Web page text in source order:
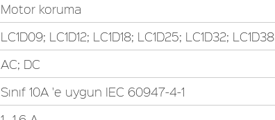
Motor koruma
LC1D09; LC1D12; LC1D18; LC1D25; LC1D32; LC1D38
AC; DC
Sınıf 10A 'e uygun IEC 60947-4-1